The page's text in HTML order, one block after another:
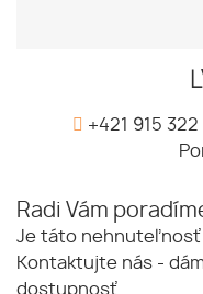
+421 915 322
Radi Vám
Je táto nehnuteľnosť
Kontaktujte nás -
dostupnosť.